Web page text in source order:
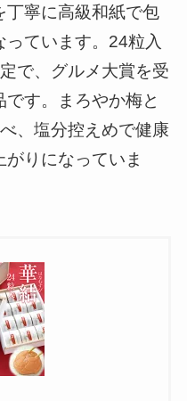
丁寧に高級和紙で包
ています。24粒入
で、グルメ大賞を受
す。まろやか梅と
、塩分控えめで健康
りになっていま